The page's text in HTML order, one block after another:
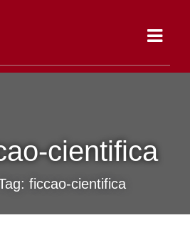
cientifica
ficcao-cientifica